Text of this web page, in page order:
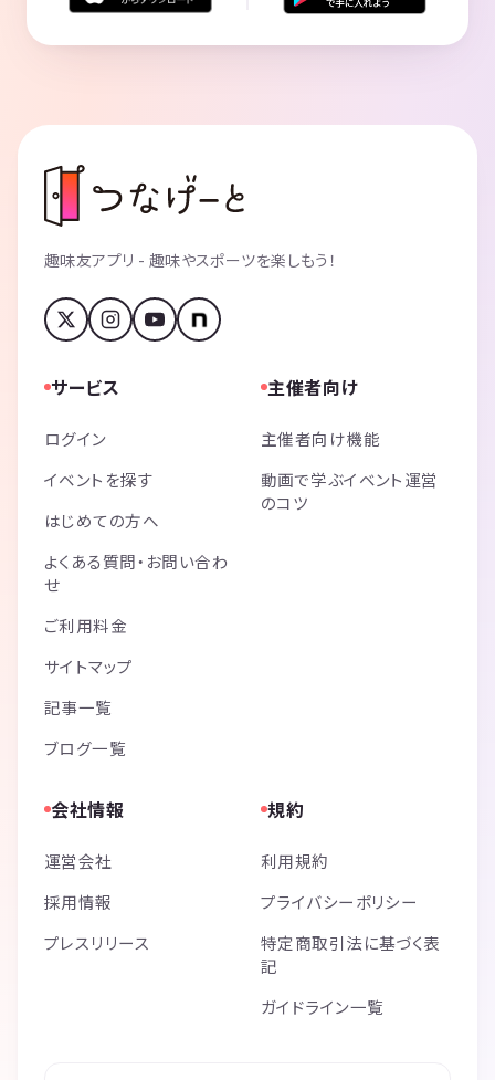
趣味友アプリ - 趣味やスポーツを楽しもう！
サービス
ログイン
イベントを探す
はじめての方へ
よくある質問・お問い合わ
せ
ご利用料金
サイトマップ
記事一覧
ブログ一覧
主催者向け
主催者向け機能
動画で学ぶイベント運営
のコツ
会社情報
運営会社
採用情報
プレスリリース
規約
利用規約
プライバシーポリシー
特定商取引法に基づく表
記
ガイドライン一覧